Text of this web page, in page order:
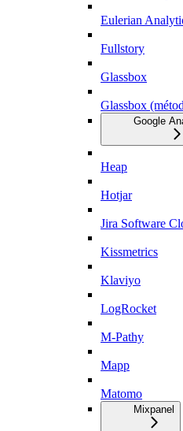
Eulerian
Fullstory
Glassbox
Glassbox
Google
Heap
Hotjar
Jira Software
Kissmetrics
Klaviyo
LogRocket
M-Pathy
Mapp
Matomo
Mixpanel